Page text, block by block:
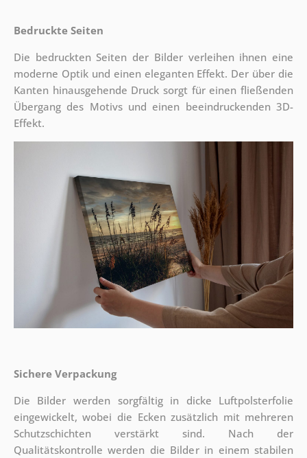
Bedruckte Seiten
Die bedruckten Seiten der Bilder verleihen ihnen eine
moderne Optik und einen eleganten Effekt. Der über die
Kanten hinausgehende Druck sorgt für einen fließenden
Übergang des Motivs und einen beeindruckenden 3D-
Effekt.
Sichere Verpackung
Die Bilder werden sorgfältig in dicke Luftpolsterfolie
eingewickelt, wobei die Ecken zusätzlich mit mehreren
Schutzschichten verstärkt sind. Nach der
Qualitätskontrolle werden die Bilder in einem stabilen